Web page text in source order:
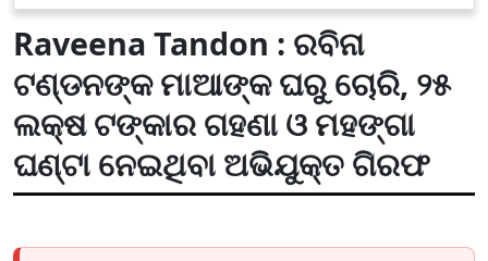
Raveena Tandon : ରବିନା
ଟଣ୍ଡନଙ୍କ ମାଆଙ୍କ ଘରୁ ଚୋରି, ୨୫
ଲକ୍ଷ ଟଙ୍କାର ଗହଣା ଓ ମହଙ୍ଗା
ଘଣ୍ଟା ନେଇଥିବା ଅଭିଯୁକ୍ତ ଗିରଫ